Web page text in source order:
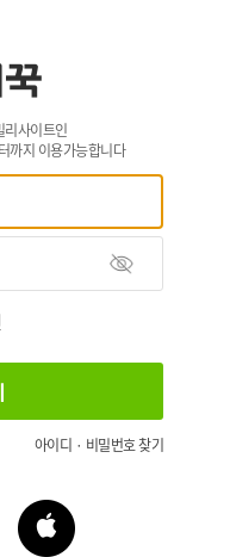
리사이트인
까지 이용가능합니다
아이디 · 비밀번호 찾기